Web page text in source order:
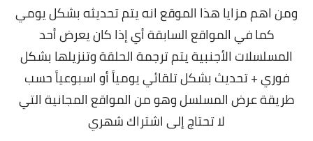
ومن اهم مزايا هذا الموقع انه يتم تحديثه بشكل يومي
كما في المواقع السابقة أي إذا كان يعرض أحد
المسلسلات الأجنبية يتم ترجمة الحلقة وتنزيلها بشكل
فوري + تحديث بشكل تلقائي يومياً أو اسبوعياً حسب
طريقة عرض المسلسل وهو من المواقع المجانية التي
لا تحتاج إلى اشتراك شهري